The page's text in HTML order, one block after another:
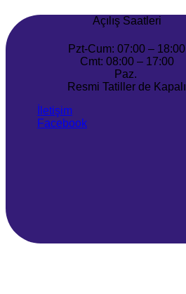
Açılış Saatleri
Pzt-Cum: 07:00 – 18:00
Cmt: 08:00 – 17:00
Paz.
Resmi Tatiller de Kapalı
İletişim
Facebook